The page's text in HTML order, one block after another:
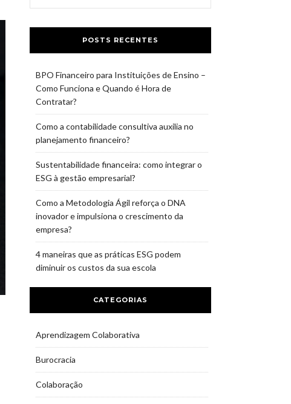
POSTS RECENTES
BPO Financeiro para Instituições de Ensino –
Como Funciona e Quando é Hora de
Contratar?
Como a contabilidade consultiva auxilia no
planejamento financeiro?
Sustentabilidade financeira: como integrar o
ESG à gestão empresarial?
Como a Metodologia Ágil reforça o DNA
inovador e impulsiona o crescimento da
empresa?
4 maneiras que as práticas ESG podem
diminuir os custos da sua escola
CATEGORIAS
Aprendizagem Colaborativa
Burocracia
Colaboração